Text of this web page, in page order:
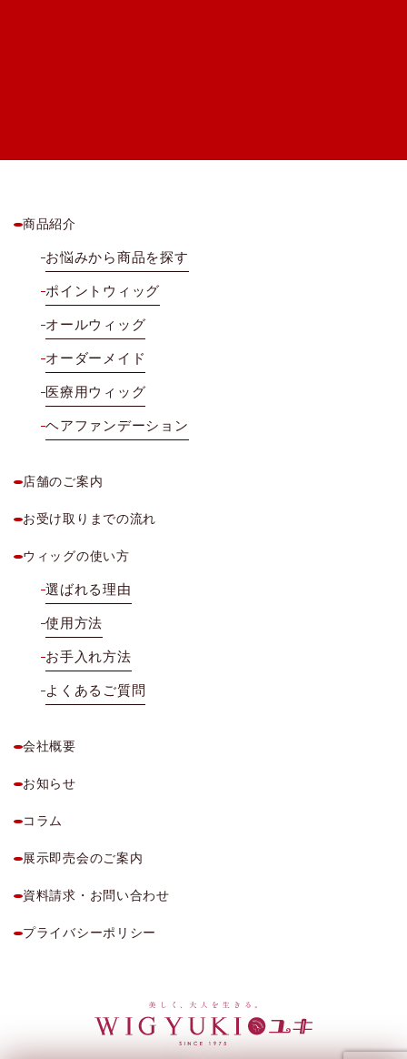
商品紹介
お悩みから商品を探す
ポイントウィッグ
オールウィッグ
オーダーメイド
医療用ウィッグ
ヘアファンデーション
店舗のご案内
お受け取りまでの流れ
ウィッグの使い方
選ばれる理由
使用方法
お手入れ方法
よくあるご質問
会社概要
お知らせ
コラム
展示即売会のご案内
資料請求・お問い合わせ
プライバシーポリシー